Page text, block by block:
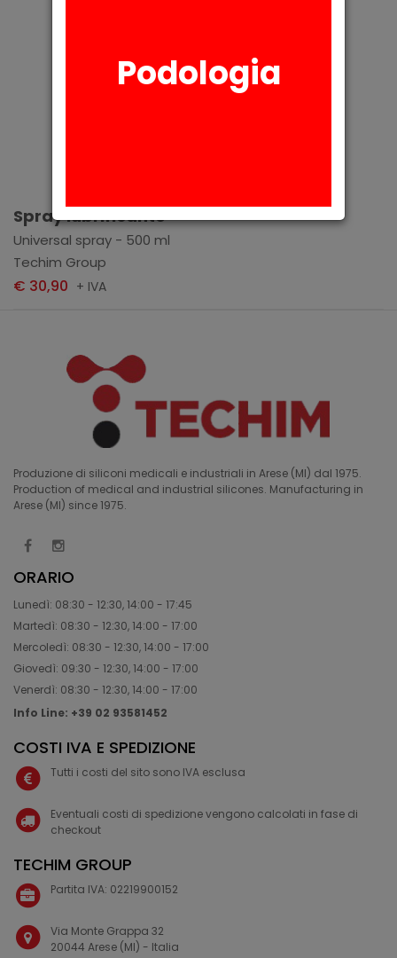
Spray lubrificante
Universal spray - 500 ml
Techim Group
€ 30,90 + IVA
Produzione di siliconi medicali e industriali in Arese (MI) dal 1975.
Production of medical and industrial silicones. Manufacturing in
Arese (MI) since 1975.
ORARIO
Lunedì: 08:30 - 12:30, 14:00 - 17:45
Martedì: 08:30 - 12:30, 14:00 - 17:00
Mercoledì: 08:30 - 12:30, 14:00 - 17:00
Giovedì: 09:30 - 12:30, 14:00 - 17:00
Venerdì: 08:30 - 12:30, 14:00 - 17:00
Info Line: +39 02 93581452
COSTI IVA E SPEDIZIONE
Tutti i costi del sito sono IVA esclusa
Eventuali costi di spedizione vengono calcolati in fase di
checkout
TECHIM GROUP
Partita IVA: 02219900152
Via Monte Grappa 32
20044 Arese (MI) - Italia
Podologia